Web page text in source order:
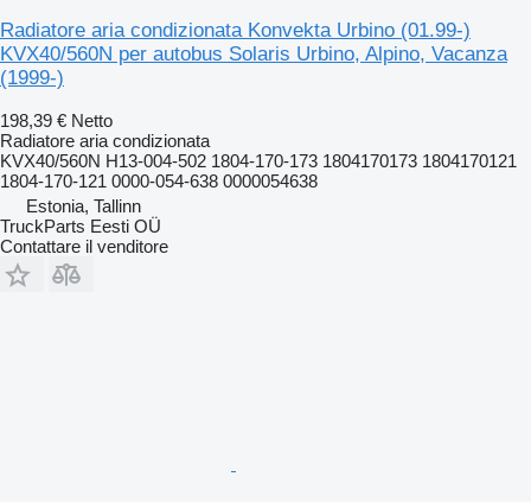
Radiatore aria condizionata Konvekta Urbino (01.99-)
KVX40/560N per autobus Solaris Urbino, Alpino, Vacanza
(1999-)
198,39 € Netto
Radiatore aria condizionata
KVX40/560N H13-004-502 1804-170-173 1804170173 1804170121
1804-170-121 0000-054-638 0000054638
Estonia, Tallinn
TruckParts Eesti OÜ
Contattare il venditore